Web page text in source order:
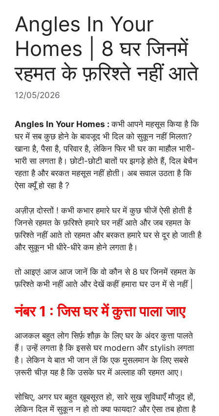
Angles In Your
Homes | 8 घर जिनमें
रहमत के फ़रिश्ते नहीं आते
12/05/2026
Angles In Your Homes :कभी आपने महसूस किया है कि
घर में सब कुछ होने के बावजूद भी दिल को सुकून नहीं मिलता?
खाना है, पैसा है, परिवार है, लेकिन फिर भी घर का माहौल भारी-
भारी सा लगता है। छोटी-छोटी बातों पर झगड़े होते हैं, दिल बेचैन
रहता है और बरकत महसूस नहीं होती। अब सवाल उठता है कि
ऐसा क्यूँ हो रहा है ?
अज़ीज़ दोस्तों ! कभी कभार हमारे घर में कुछ चीजें ऐसी होती है
जिनसे रहमत के फ़रिश्ते हमारे घर नहीं आते और जब रहमत के
फ़रिश्ते नहीं आते तो रहमत और बरकत हमारे घर से दूर हो जाती है
और सुकून भी धीरे-धीरे कम होने लगता है।
तो आइए! आज आज जानें कि वो कौन से 8 घर जिनमें रहमत के
फ़रिश्ते कभी नहीं आते और देखें कहीं हमारा घर उन में से नहीं |
नंबर 1 : जिस घर में कुत्ता पाला जाए
आजकल बहुत लोग सिर्फ़ शौक़ के लिए घर के अंदर कुत्ता पालते
हैं। उन्हें लगता है कि इससे घर modern और stylish लगता
है। लेकिन ये बात भी जान लें कि एक मुसलमान के लिए सबसे
ज़रूरी चीज़ यह है कि उसके घर में अल्लाह की रहमत आए।
सोचिए, अगर घर बहुत ख़ूबसूरत हो, सारे सुख सुविधाएँ मौजूद हों,
लेकिन दिल में सुकून न हो तो क्या फायदा? और ऐसा तब होता है